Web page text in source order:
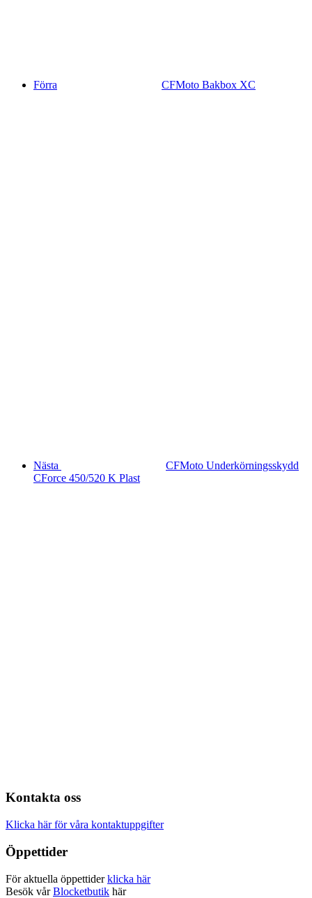
Förra CFMoto Bakbox XC
Nästa
CFMoto Underkörningsskydd
CForce 450/520 K Plast
Kontakta oss
Klicka här för våra kontaktuppgifter
Öppettider
För aktuella öppettiderklicka här
Besök vårBlocketbutik här